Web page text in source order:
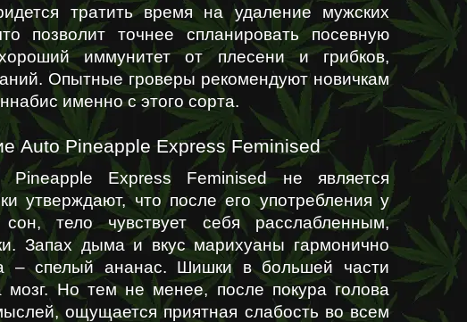
тратить время на удаление мужских
позволит точнее спланировать посевную
иммунитет от плесени и грибков,
Опытные гроверы рекомендуют новичкам
именно с этого сорта.
Auto Pineapple Express Feminised
Express Feminised не является
утверждают, что после его употребления у
тело чувствует себя расслабленным,
Запах дыма и вкус марихуаны гармонично
– спелый ананас. Шишки в большей части
Но тем не менее, после покура голова
ощущается приятная слабость во всем